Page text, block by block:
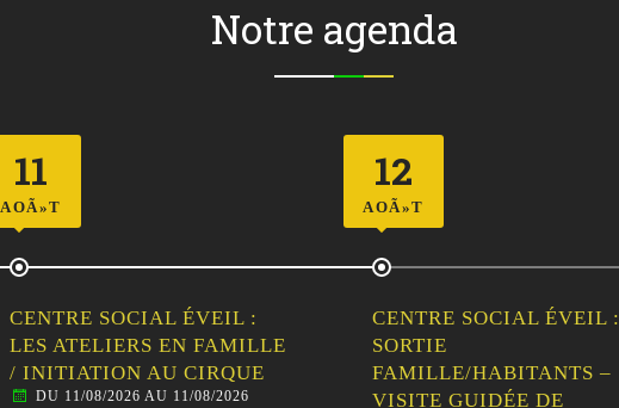
Notre agenda
11
AOÃ»T
CENTRE SOCIAL ÉVEIL :
LES ATELIERS EN FAMILLE
/ INITIATION AU CIRQUE
DU 11/08/2026 AU 11/08/2026
12
AOÃ»T
CENTRE SOCIAL ÉVEIL :
SORTIE
FAMILLE/HABITANTS –
VISITE GUIDÉE DE